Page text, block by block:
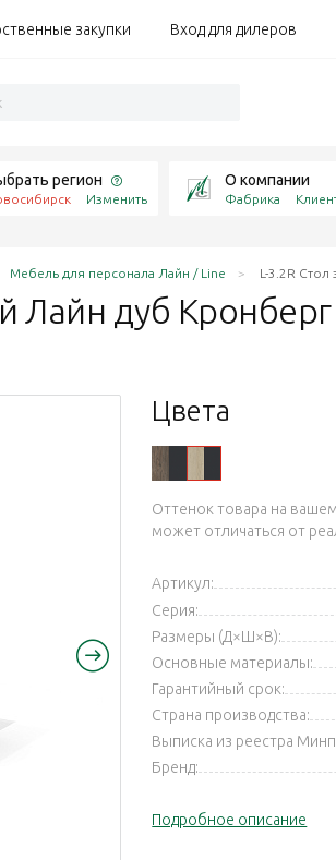
закупки Вход для дилеров
регион
Изменить
О компании
Фабрика
Мебель для персонала Лайн / Line L-3.2R
Лайн дуб
Цвета
Оттенок товара на
может отличаться от
Артикул:
Серия:
Размеры (Д×Ш×В):
Основные материалы:
Гарантийный срок:
Страна производства:
Выписка из реестра
Бренд:
Подробное описание